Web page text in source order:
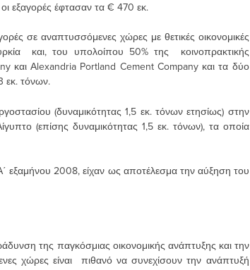
εξαγορές έφτασαν τα € 470 εκ.
σε αναπτυσσόμενες χώρες με θετικές οικονομικές
και, του υπολοίπου 50% της κοινοπρακτικής
και Αlexandria Portland Cement Company και τα δύο
εκ. τόνων.
(δυναμικότητας 1,5 εκ. τόνων ετησίως) στην
(επίσης δυναμικότητας 1,5 εκ. τόνων), τα οποία
εξαμήνου 2008, είχαν ως αποτέλεσμα την αύξηση του
της παγκόσμιας οικονομικής ανάπτυξης και την
χώρες είναι πιθανό να συνεχίσουν την ανάπτυξή